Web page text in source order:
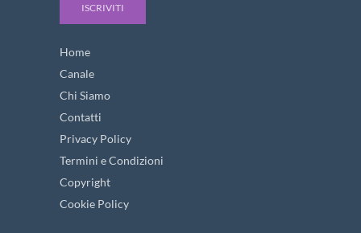
ISCRIVITI
Home
Canale
Chi Siamo
Contatti
Privacy Policy
Termini e Condizioni
Copyright
Cookie Policy